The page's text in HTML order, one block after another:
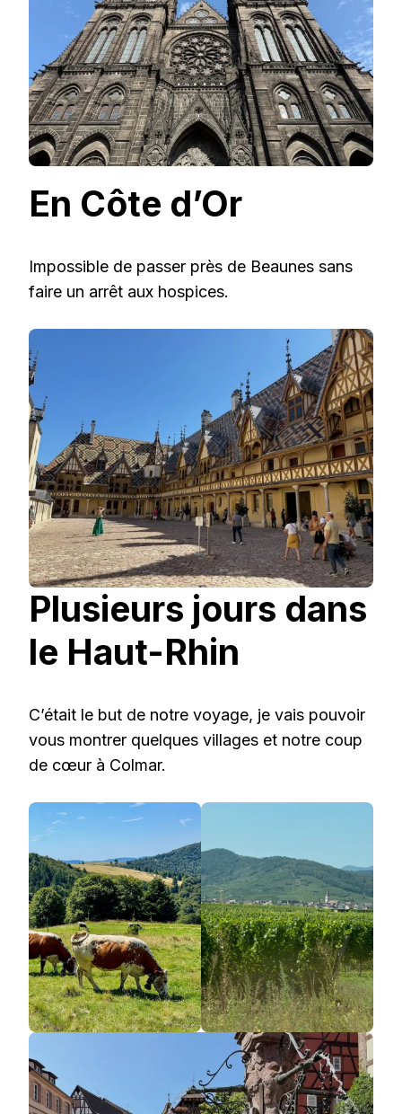
En Côte d’Or
Impossible de passer près de Beaunes sans
faire un arrêt aux hospices.
Plusieurs jours dans
le Haut-Rhin
C’était le but de notre voyage, je vais pouvoir
vous montrer quelques villages et notre coup
de cœur à Colmar.